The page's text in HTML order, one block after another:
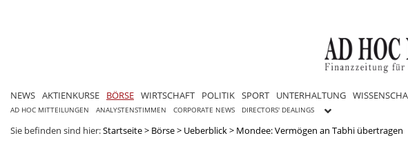
NEWS AKTIENKURSE BÖRSE WIRTSCHAFT POLITIK SPORT UNTERHALTUNG
AD HOC MITTEILUNGEN ANALYSTENSTIMMEN CORPORATE NEWS DIRECTORS' DEALINGS
Sie befinden sind hier:Startseite> Börse> Ueberblick> Mondee: Vermögen an Tabhi übertragen